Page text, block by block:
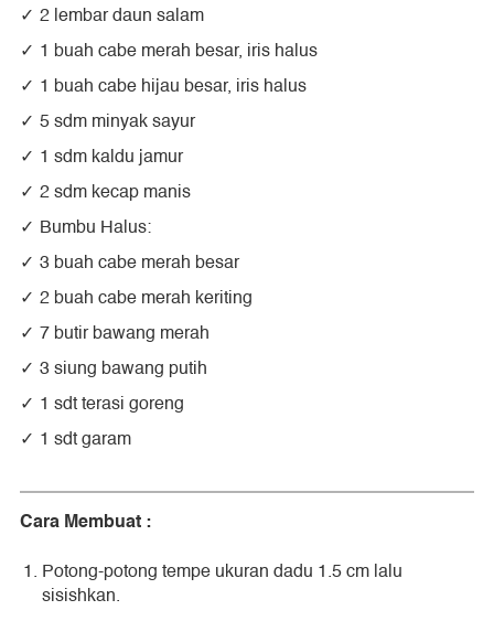
2 lembar daun salam
1 buah cabe merah besar, iris halus
1 buah cabe hijau besar, iris halus
5 sdm minyak sayur
1 sdm kaldu jamur
2 sdm kecap manis
Bumbu Halus:
3 buah cabe merah besar
2 buah cabe merah keriting
7 butir bawang merah
3 siung bawang putih
1 sdt terasi goreng
1 sdt garam
Cara Membuat :
Potong-potong tempe ukuran dadu 1.5 cm lalu
sisishkan.